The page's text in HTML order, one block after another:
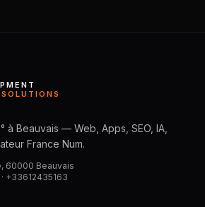
à Beauvais — Web, Apps, SEO, IA,
France Num.
60000 Beauvais
+33612435163